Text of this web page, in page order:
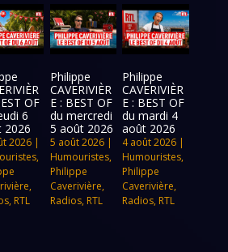
OF
6
2026
2026|
,
,
, RTL
Philippe
CAVERIVIÈR
E : BEST OF
du mercredi
5 août 2026
5 août 2026|
Humouristes,
Philippe
Caverivière,
Radios, RTL
Philippe
CAVERIVIÈR
E : BEST OF
du mardi 4
août 2026
4 août 2026 |
Humouristes,
Philippe
Caverivière,
Radios, RTL